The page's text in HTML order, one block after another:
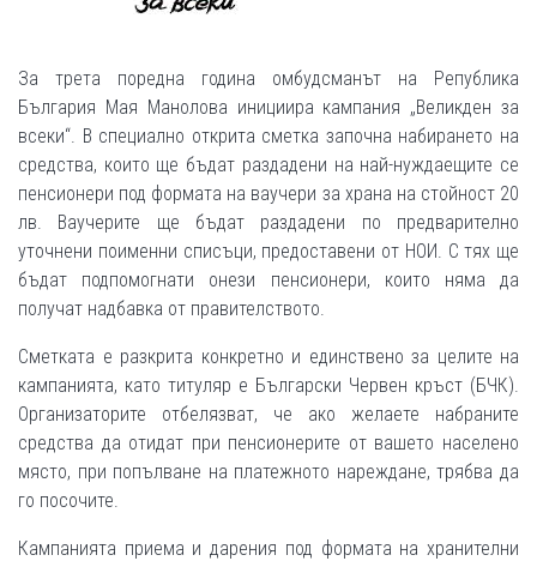
За трета поредна година омбудсманът на Република
България Мая Манолова инициира кампания „Великден за
всеки“. В специално открита сметка започна набирането на
средства, които ще бъдат раздадени на най-нуждаещите се
пенсионери под формата на ваучери за храна на стойност 20
лв. Ваучерите ще бъдат раздадени по предварително
уточнени поименни списъци, предоставени от НОИ. С тях ще
бъдат подпомогнати онези пенсионери, които няма да
получат надбавка от правителството.
Сметката е разкрита конкретно и единствено за целите на
кампанията, като титуляр е Български Червен кръст (БЧК).
Организаторите отбелязват, че ако желаете набраните
средства да отидат при пенсионерите от вашето населено
място, при попълване на платежното нареждане, трябва да
го посочите.
Кампанията приема и дарения под формата на хранителни